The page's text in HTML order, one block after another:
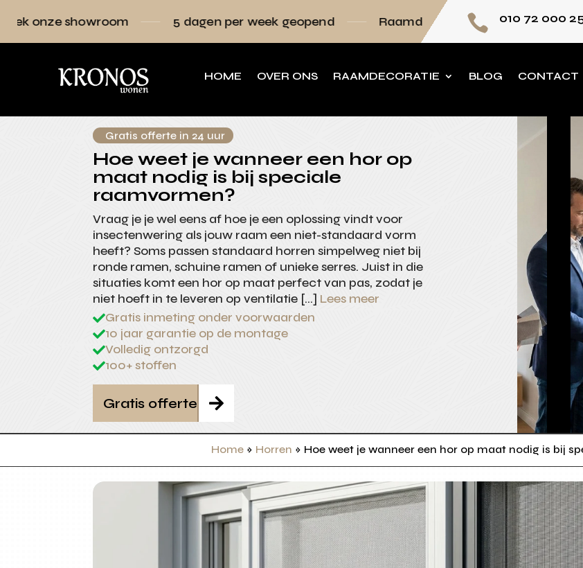
5 dagen per week geopend Raamdecoratie volledig op maat 010 72 000
HOME OVER ONS RAAMDECORATIE BLOG CONTACT
Gratis offerte in 24 uur
Hoe weet je wanneer een hor op
maat nodig is bij speciale
raamvormen?
Vraag je je wel eens af hoe je een oplossing vindt voor
insectenwering als jouw raam een niet-standaard vorm
heeft? Soms passen standaard horren simpelweg niet bij
ronde ramen, schuine ramen of unieke serres. Juist in die
situaties komt een hor op maat perfect van pas, zodat je
niet hoeft in te leveren op ventilatie […] Lees meer
Gratis inmeting onder voorwaarden
10 jaar garantie op de montage
Volledig ontzorgd
100+ stoffen

Gratis offerte
Home » Horren » Hoe weet je wanneer een hor op maat nodig is bij